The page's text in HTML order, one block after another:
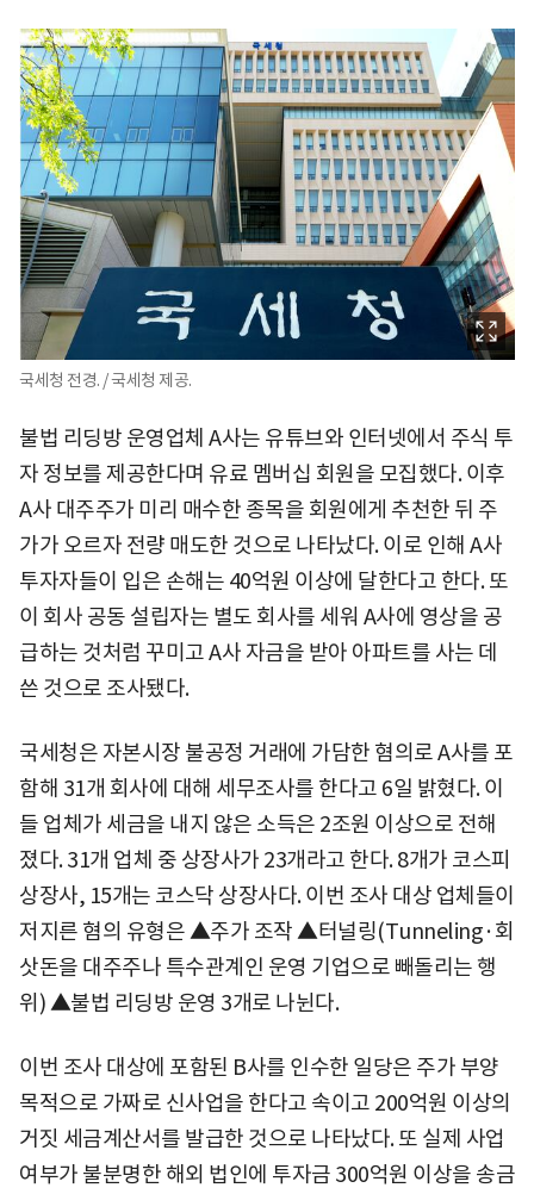
국세청 전경. / 국세청 제공.
불법 리딩방 운영업체 A사는 유튜브와 인터넷에서 주식 투
자 정보를 제공한다며 유료 멤버십 회원을 모집했다. 이후
A사 대주주가 미리 매수한 종목을 회원에게 추천한 뒤 주
가가 오르자 전량 매도한 것으로 나타났다. 이로 인해 A사
투자자들이 입은 손해는 40억원 이상에 달한다고 한다. 또
이 회사 공동 설립자는 별도 회사를 세워 A사에 영상을 공
급하는 것처럼 꾸미고 A사 자금을 받아 아파트를 사는 데
쓴 것으로 조사됐다.
국세청은 자본시장 불공정 거래에 가담한 혐의로 A사를 포
함해 31개 회사에 대해 세무조사를 한다고 6일 밝혔다. 이
들 업체가 세금을 내지 않은 소득은 2조원 이상으로 전해
졌다. 31개 업체 중 상장사가 23개라고 한다. 8개가 코스피
상장사, 15개는 코스닥 상장사다. 이번 조사 대상 업체들이
저지른 혐의 유형은 ▲주가 조작 ▲터널링(Tunneling·회
삿돈을 대주주나 특수관계인 운영 기업으로 빼돌리는 행
위) ▲불법 리딩방 운영 3개로 나뉜다.
이번 조사 대상에 포함된 B사를 인수한 일당은 주가 부양
목적으로 가짜로 신사업을 한다고 속이고 200억원 이상의
거짓 세금계산서를 발급한 것으로 나타났다. 또 실제 사업
여부가 불분명한 해외 법인에 투자금 300억원 이상을 송금